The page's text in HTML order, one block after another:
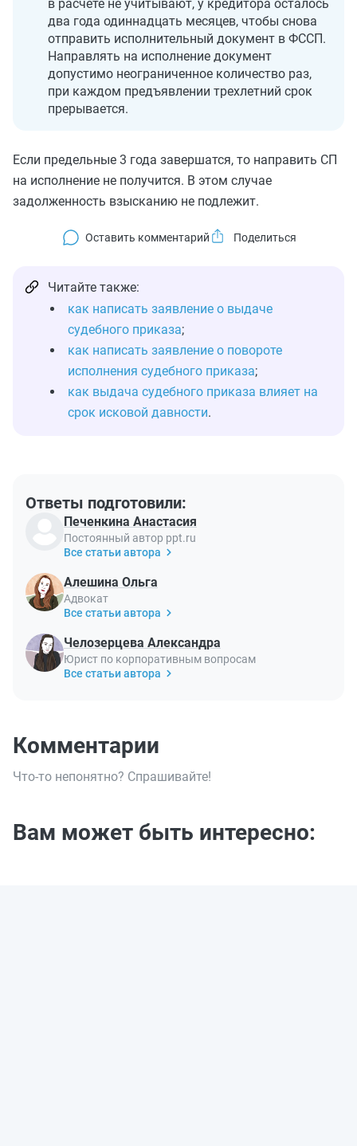
в расчете не учитывают, у кредитора осталось
два года одиннадцать месяцев, чтобы снова
отправить исполнительный документ в ФССП.
Направлять на исполнение документ
допустимо неограниченное количество раз,
при каждом предъявлении трехлетний срок
прерывается.
Если предельные 3 года завершатся, то направить СП
на исполнение не получится. В этом случае
задолженность взысканию не подлежит.
Оставить комментарий
Читайте также:
как написать заявление о выдаче
судебного приказа;
как написать заявление о повороте
исполнения судебного приказа;
как выдача судебного приказа влияет на
срок исковой давности.
Ответы подготовили:
Печенкина Анастасия
Постоянный автор ppt.ru
Все статьи автора
Алешина Ольга
Адвокат
Все статьи автора
Челозерцева Александра
Юрист по корпоративным вопросам
Все статьи автора
Комментарии
Что-то непонятно? Спрашивайте!
Вам может быть интересно: